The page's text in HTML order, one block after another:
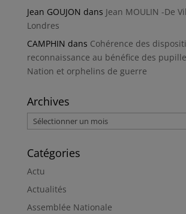
Jean GOUJON dans Jean MOULIN -De
Londres
CAMPHIN dans Cohérence des
reconnaissance au bénéfice des
Nation et orphelins de guerre
Archives
Archives
Catégories
Actu
Actualités
Assemblée Nationale